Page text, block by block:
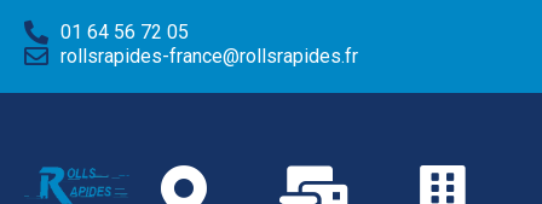
01 64 56 72 05
rollsrapides-france@rollsrapides.fr